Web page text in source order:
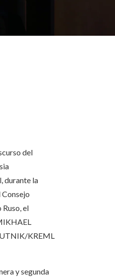
del
durante la
Consejo
el
KREML
y segunda